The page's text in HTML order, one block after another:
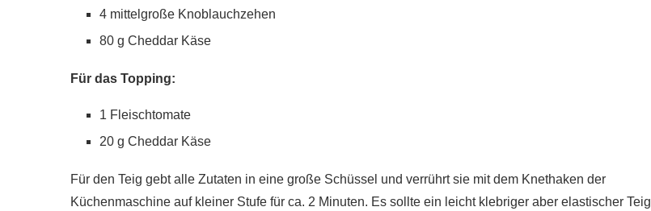
4 mittelgroße Knoblauchzehen
80 g Cheddar Käse
Für das Topping:
1 Fleischtomate
20 g Cheddar Käse
Für den Teig gebt alle Zutaten in eine große Schüssel und verrührt sie mit dem Knethaken der
Küchenmaschine auf kleiner Stufe für ca. 2 Minuten. Es sollte ein leicht klebriger aber elastischer Teig